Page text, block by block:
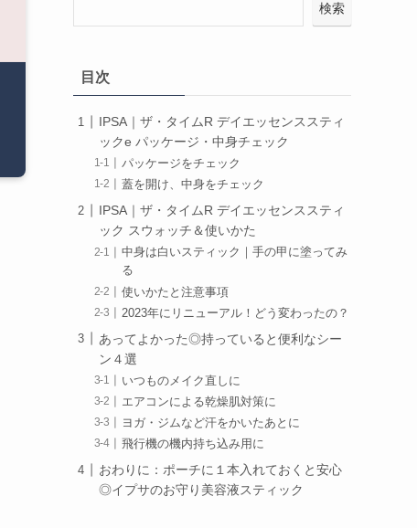
検索
目次
IPSA｜ザ・タイムR デイエッセンススティ
ックe パッケージ・中身チェック
パッケージをチェック
蓋を開け、中身をチェック
IPSA｜ザ・タイムR デイエッセンススティ
ック スウォッチ＆使いかた
中身は白いスティック｜手の甲に塗ってみ
る
使いかたと注意事項
2023年にリニューアル！どう変わったの？
あってよかった◎持っていると便利なシー
ン４選
いつものメイク直しに
エアコンによる乾燥肌対策に
ヨガ・ジムなど汗をかいたあとに
飛行機の機内持ち込み用に
おわりに：ポーチに１本入れておくと安心
◎イプサのお守り美容液スティック